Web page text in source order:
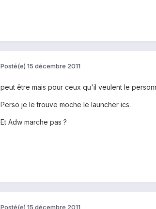
Posté(e) 15 décembre 2011
peut être mais pour ceux qu'il veulent le
Perso je le trouve moche le launcher ics.
Et Adw marche pas ?
Posté(e) 15 décembre 2011